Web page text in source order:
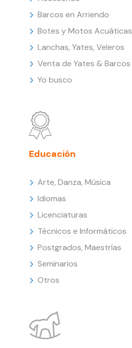
Barcos en Arriendo
Botes y Motos Acuáticas
Lanchas, Yates, Veleros
Venta de Yates & Barcos
Yo busco
Educación
Arte, Danza, Música
Idiomas
Licenciaturas
Técnicos e Informáticos
Postgrados, Maestrías
Seminarios
Otros